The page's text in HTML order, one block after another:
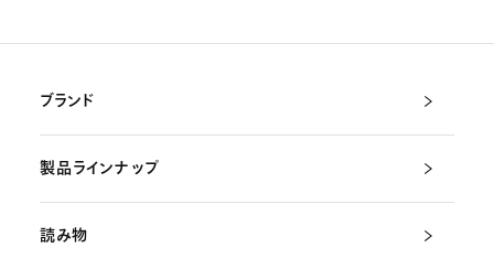
ブランド
製品ラインナップ
読み物